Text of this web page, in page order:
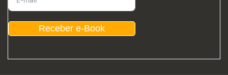
Receber e-Book